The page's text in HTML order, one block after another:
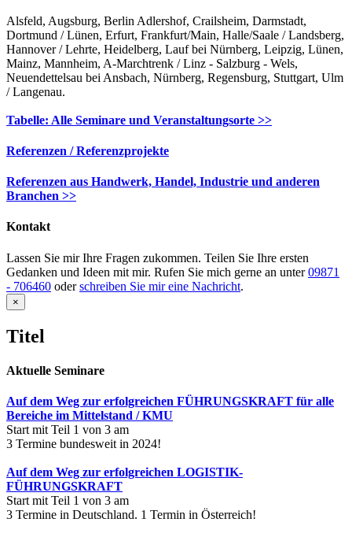
Alsfeld, Augsburg, Berlin Adlershof, Crailsheim, Darmstadt,
Dortmund / Lünen, Erfurt, Frankfurt/Main, Halle/Saale / Landsberg,
Hannover / Lehrte, Heidelberg, Lauf bei Nürnberg, Leipzig, Lünen,
Mainz, Mannheim, A-Marchtrenk / Linz - Salzburg - Wels,
Neuendettelsau bei Ansbach, Nürnberg, Regensburg, Stuttgart, Ulm
/ Langenau.
Tabelle: Alle Seminare und Veranstaltungsorte >>
Referenzen / Referenzprojekte
Referenzen aus Handwerk, Handel, Industrie und anderen
Branchen >>
Kontakt
Lassen Sie mir Ihre Fragen zukommen. Teilen Sie Ihre ersten
Gedanken und Ideen mit mir. Rufen Sie mich gerne an unter09871
- 706460 oderschreiben Sie mir eine Nachricht.
Close
product
view
×
Titel
Aktuelle Seminare
Auf dem Weg zur erfolgreichen FÜHRUNGSKRAFT für alle
Bereiche im Mittelstand / KMU
Start mit Teil 1 von 3 am
3 Termine bundesweit in 2024!
Auf dem Weg zur erfolgreichen LOGISTIK-
FÜHRUNGSKRAFT
Start mit Teil 1 von 3 am
3 Termine in Deutschland. 1 Termin in Österreich!